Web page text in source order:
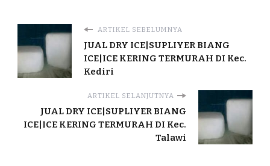
ARTIKEL SEBELUMNYA
JUAL DRY ICE|SUPLIYER BIANG
ICE|ICE KERING TERMURAH DI Kec.
Kediri
ARTIKEL SELANJUTNYA
JUAL DRY ICE|SUPLIYER BIANG
ICE|ICE KERING TERMURAH DI Kec.
Talawi